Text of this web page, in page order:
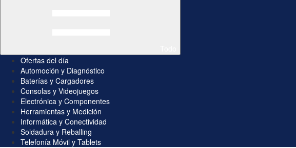
Ofertas del día
Automoción y Diagnóstico
Baterías y Cargadores
Consolas y Videojuegos
Electrónica y Componentes
Herramientas y Medición
Informática y Conectividad
Soldadura y Reballing
Telefonía Móvil y Tablets